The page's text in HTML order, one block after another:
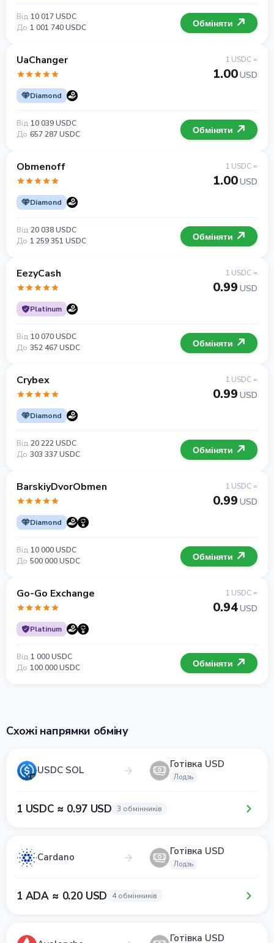
Від 10 017 USDC
До 1 001 740 USDC Обміняти
UaChanger
Diamond
1 USDC =
1.00USD
Від 10 039 USDC
До 657 287 USDC Обміняти
Obmenoff
Diamond
1 USDC =
1.00USD
Від 20 038 USDC
До 1 259 351 USDC Обміняти
EezyCash
Platinum
1 USDC =
0.99 USD
Від 10 070 USDC
До 352 467 USDC Обміняти
Crybex
Diamond
1 USDC =
0.99 USD
Від 20 222 USDC
До 303 337 USDC Обміняти
BarskiyDvorObmen
Diamond
1 USDC =
0.99 USD
Від 10 000 USDC
До 500 000 USDC Обміняти
Go-Go Exchange
Platinum
1 USDC =
0.94USD
Від 1 000 USDC
До 100 000 USDC Обміняти
Схожі напрямки обміну
USDC SOL Готівка USD
Лодзь
1 USDC ≈ 0.97 USD 3 обмінників
Cardano Готівка USD
Лодзь
1 ADA ≈ 0.20 USD 4 обмінників
Готівка USD